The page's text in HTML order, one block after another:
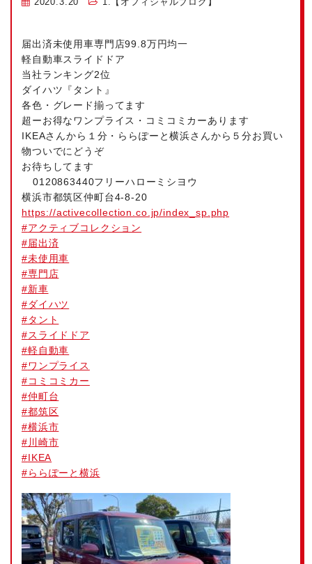
届出済未使用車専門店99.8万円均一
軽自動車スライドドア
当社ランキング2位
ダイハツ『タント』
各色・グレード揃ってます
超ーお得なワンプライス・コミコミカーあります
IKEAさんから１分・ららぽーと横浜さんから５分お買い
物ついでにどうぞ
お待ちしてます
0120863440フリーハローミシヨウ
横浜市都筑区仲町台4-8-20
https://activecollection.co.jp/index_sp.php
#アクティブコレクション
#届出済
#未使用車
#専門店
#新車
#ダイハツ
#タント
#スライドドア
#軽自動車
#ワンプライス
#コミコミカー
#仲町台
#都筑区
#横浜市
# 川崎市
#IKEA
#ららぽーと横浜